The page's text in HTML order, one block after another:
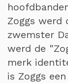
Zoggs werd
zwemster
werd de
merk
is Zoggs